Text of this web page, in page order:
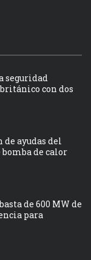
seguridad
con dos
ayudas del
bomba de calor
de 600 MW de
para